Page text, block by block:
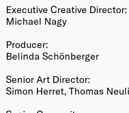
Executive Creative Director:
Michael Nagy
Producer:
Belinda Schönberger
Senior Art Director:
Simon Herret, Thomas